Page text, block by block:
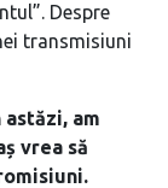
Despre
transmisiuni
am
vrea să